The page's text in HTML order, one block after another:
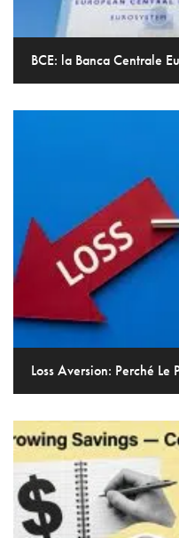
BCE: la Banca Centrale
Loss Aversion: Perché